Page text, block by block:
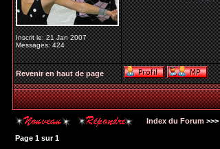
Inscrit le: 21 Jan 2007
Messages: 424
Revenir en haut de page
Index du Forum >>>
Page 1 sur1